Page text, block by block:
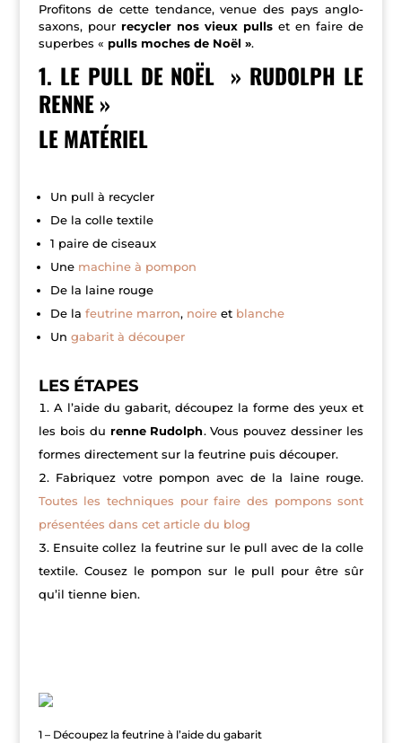
Profitons de cette tendance, venue des pays anglo-
saxons, pour recycler nos vieux pulls et en faire de
superbes « pulls moches de Noël ».
1. LE PULL DE NOËL » RUDOLPH LE
RENNE »
LE MATÉRIEL
Un pull à recycler
De la colle textile
1 paire de ciseaux
Une machine à pompon
De la laine rouge
De la feutrine marron, noireet blanche
Un gabarit à découper
LES ÉTAPES
A l’aide du gabarit, découpez la forme des yeux et
les bois du renne Rudolph. Vous pouvez dessiner les
formes directement sur la feutrine puis découper.
Fabriquez votre pompon avec de la laine rouge.
Toutes les techniques pour faire des pompons sont
présentées dans cet article du blog
Ensuite collez la feutrine sur le pull avec de la colle
textile. Cousez le pompon sur le pull pour être sûr
qu’il tienne bien.
1 – Découpez la feutrine à l’aide du gabarit